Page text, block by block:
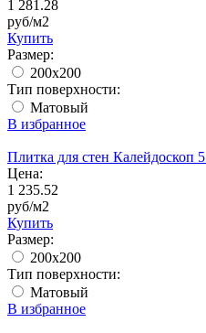
1 281.28
руб/м2
Купить
Размер:
200x200
Тип поверхности:
Матовый
В избранное
Плитка для стен Калейдоскоп
Цена:
1 235.52
руб/м2
Купить
Размер:
200x200
Тип поверхности:
Матовый
В избранное